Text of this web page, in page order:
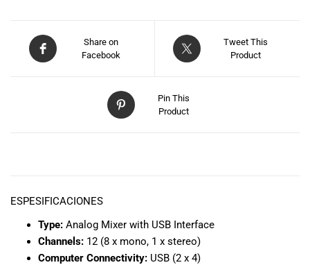
Share on
Facebook
Tweet This
Product
Pin This
Product
ESPESIFICACIONES
Type: Analog Mixer with USB Interface
Channels: 12 (8 x mono, 1 x stereo)
Computer Connectivity: USB (2 x 4)